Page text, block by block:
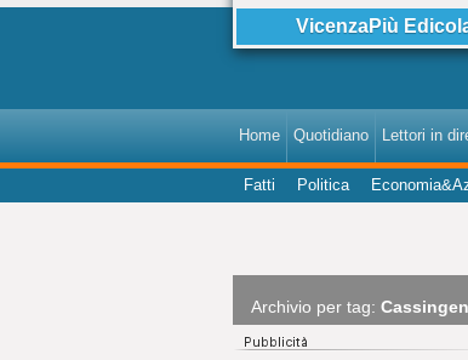
VicenzaPiù
Home Quotidiano Lettori in
Fatti Politica
Archivio per tag: